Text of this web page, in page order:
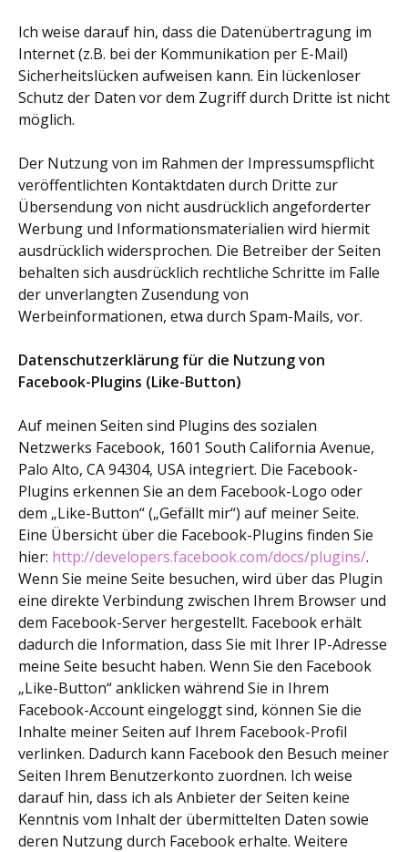
Ich weise darauf hin, dass die Datenübertragung im
Internet (z.B. bei der Kommunikation per E-Mail)
Sicherheitslücken aufweisen kann. Ein lückenloser
Schutz der Daten vor dem Zugriff durch Dritte ist nicht
möglich.
Der Nutzung von im Rahmen der Impressumspflicht
veröffentlichten Kontaktdaten durch Dritte zur
Übersendung von nicht ausdrücklich angeforderter
Werbung und Informationsmaterialien wird hiermit
ausdrücklich widersprochen. Die Betreiber der Seiten
behalten sich ausdrücklich rechtliche Schritte im Falle
der unverlangten Zusendung von
Werbeinformationen, etwa durch Spam-Mails, vor.
Datenschutzerklärung für die Nutzung von
Facebook-Plugins (Like-Button)
Auf meinen Seiten sind Plugins des sozialen
Netzwerks Facebook, 1601 South California Avenue,
Palo Alto, CA 94304, USA integriert. Die Facebook-
Plugins erkennen Sie an dem Facebook-Logo oder
dem „Like-Button“ („Gefällt mir“) auf meiner Seite.
Eine Übersicht über die Facebook-Plugins finden Sie
hier: http://developers.facebook.com/docs/plugins/.
Wenn Sie meine Seite besuchen, wird über das Plugin
eine direkte Verbindung zwischen Ihrem Browser und
dem Facebook-Server hergestellt. Facebook erhält
dadurch die Information, dass Sie mit Ihrer IP-Adresse
meine Seite besucht haben. Wenn Sie den Facebook
„Like-Button“ anklicken während Sie in Ihrem
Facebook-Account eingeloggt sind, können Sie die
Inhalte meiner Seiten auf Ihrem Facebook-Profil
verlinken. Dadurch kann Facebook den Besuch meiner
Seiten Ihrem Benutzerkonto zuordnen. Ich weise
darauf hin, dass ich als Anbieter der Seiten keine
Kenntnis vom Inhalt der übermittelten Daten sowie
deren Nutzung durch Facebook erhalte. Weitere